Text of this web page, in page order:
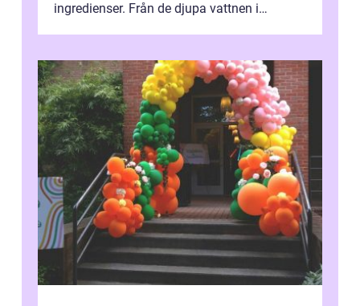
ingredienser. Från de djupa vattnen i